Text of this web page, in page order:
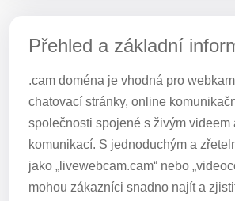
Přehled a základní
.cam doména je vhodná pro
chatovací stránky, online
společnosti spojené s živým videem
komunikací. S jednoduchým a
jako „livewebcam.cam“ nebo
mohou zákazníci snadno najít a